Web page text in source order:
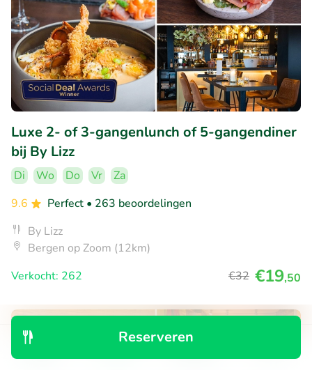
Reserveren
Luxe 2- of 3-gangenlunch of 5-gangendiner
bij By Lizz
Di Wo Do Vr
Za
9.6
Perfect • 263 beoordelingen
By Lizz
Bergen op Zoom (12km)
Verkocht: 262
€32 €19,50